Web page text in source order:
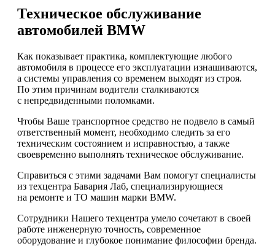
Техническое обслуживание
автомобилей BMW
Как показывает практика, комплектующие любого
автомобиля в процессе его эксплуатации изнашиваются,
а системы управления со временем выходят из строя.
По этим причинам водители сталкиваются
с непредвиденными поломками.
Чтобы Ваше транспортное средство не подвело в самый
ответственный момент, необходимо следить за его
техническим состоянием и исправностью, а также
своевременно выполнять техническое обслуживание.
Справиться с этими задачами Вам помогут специалисты
из техцентра Бавария Лаб, специализирующиеся
на ремонте и ТО машин марки BMW.
Сотрудники Нашего техцентра умело сочетают в своей
работе инженерную точность, современное
оборудование и глубокое понимание философии бренда.